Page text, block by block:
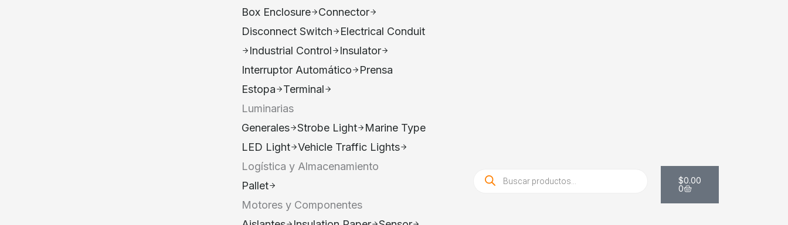
Box Enclosure
Connector
Disconnect Switch
Electrical Conduit
Industrial Control
Insulator
Interruptor Automático
Prensa
Estopa
Terminal
Luminarias
Generales
Strobe Light
Marine Type
LED Light
Vehicle Traffic Lights
Logística y Almacenamiento
Pallet
Motores y Componentes
de
$0.00
0
Carrito